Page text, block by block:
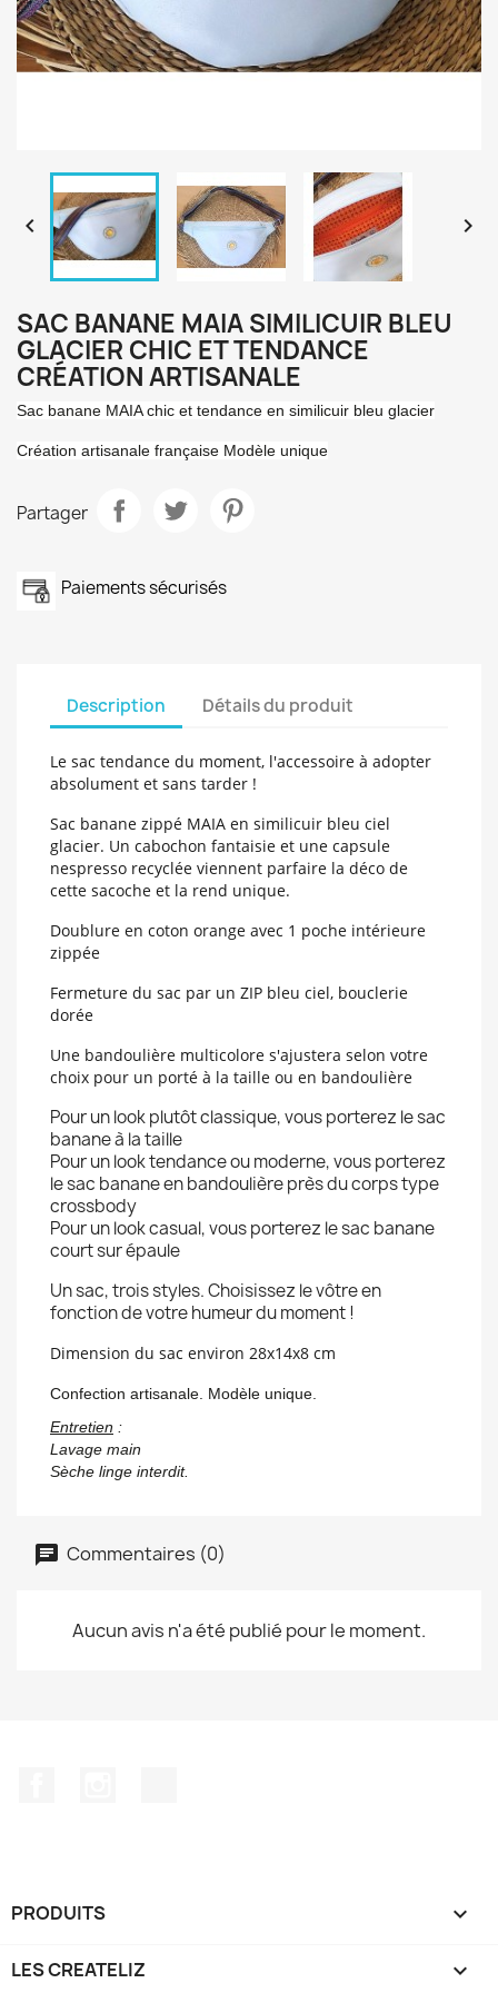
 
SAC BANANE MAIA SIMILICUIR BLEU
GLACIER CHIC ET TENDANCE
CRÉATION ARTISANALE
Sac banane MAIA chic et tendance en similicuir bleu glacier
Création artisanale française Modèle unique
Partager
Paiements sécurisés
Description Détails du produit
Le sac tendance du moment, l'accessoire à adopter
absolument et sans tarder !
Sac banane zippé MAIA en similicuir bleu ciel
glacier. Un cabochon fantaisie et une capsule
nespresso recyclée viennent parfaire la déco de
cette sacoche et la rend unique.
Doublure en coton orange avec 1 poche intérieure
zippée
Fermeture du sac par un ZIP bleu ciel, bouclerie
dorée
Une bandoulière multicolore s'ajustera selon votre
choix pour un porté à la taille ou en bandoulière
Pour un look plutôt classique, vous porterez le sac
banane à la taille
Pour un look tendance ou moderne, vous porterez
le sac banane en bandoulière près du corps type
crossbody
Pour un look casual, vous porterez le sac banane
court sur épaule
Un sac, trois styles. Choisissez le vôtre en
fonction de votre humeur du moment !
Dimension du sac environ 28x14x8 cm
Confection artisanale. Modèle unique.
Entretien :
Lavage main
Sèche linge interdit.
Commentaires (0)
Aucun avis n'a été publié pour le moment.
PRODUITS 
LES CREATELIZ 